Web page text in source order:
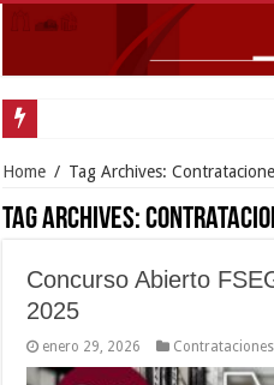
Home / Tag Archives:
Tag Archives:
Concurso Abierto
2025
enero 29, 2026